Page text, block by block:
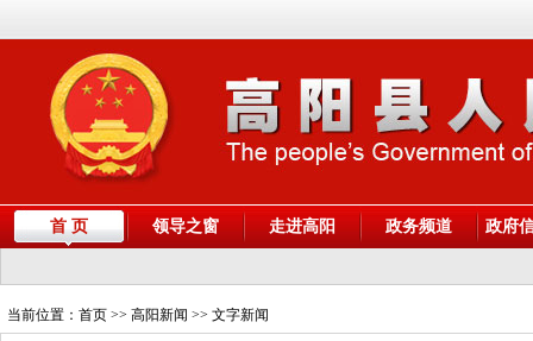
首 页 领导之窗 走进高阳 政务频道 政府
当前位置： 首页 >> 高阳新闻 >> 文字新闻